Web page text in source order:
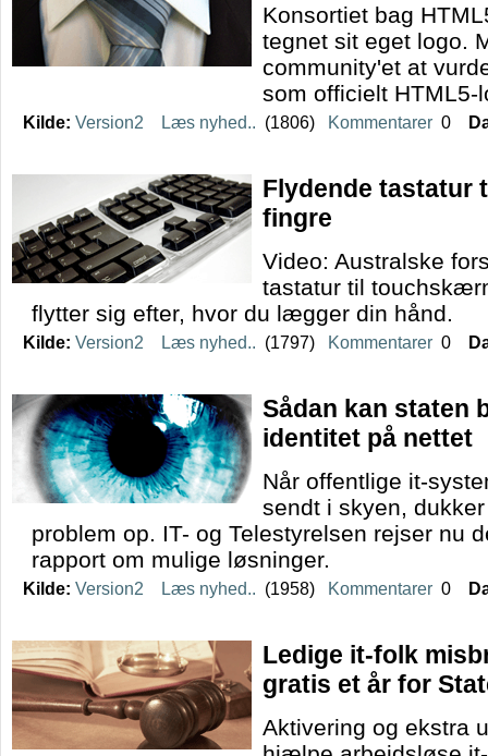
Konsortiet bag
tegnet sit eget logo.
community'et at
som officielt HTML5-
Kilde: Version2 Læs nyhed.. (1806) Kommentarer 0
Flydende tastatur
fingre
Video: Australske
tastatur til
flytter sig efter, hvor du lægger din hånd.
Kilde: Version2 Læs nyhed.. (1797) Kommentarer 0
Sådan kan staten
identitet på nettet
Når offentlige it-
sendt i skyen,
problem op. IT- og Telestyrelsen rejser nu
rapport om mulige løsninger.
Kilde: Version2 Læs nyhed.. (1958) Kommentarer 0
Ledige it-folk
gratis et år for
Aktivering og ekstra